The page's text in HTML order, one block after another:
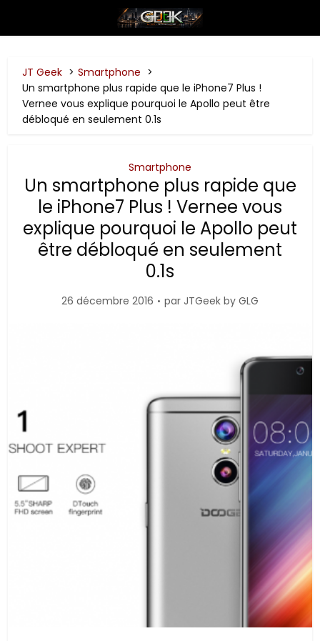
JT Geek
Smartphone
Un smartphone plus rapide que le iPhone7 Plus !
Vernee vous explique pourquoi le Apollo peut être
débloqué en seulement 0.1s
Smartphone
Un smartphone plus rapide que
le iPhone7 Plus ! Vernee vous
explique pourquoi le Apollo peut
être débloqué en seulement
0.1s
26 décembre 2016 par JTGeek by GLG